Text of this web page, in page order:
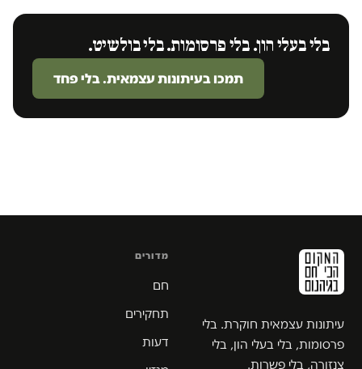
בלי בעלי הון. בלי פרסומות. בלי בולשיט.
תמכו בעיתונות עצמאית. בלי פחד
עיתונות עצמאית חוקרת. בלי
פרסומות, בלי בעלי הון, בלי
צנזורה, בלי פשרות.
מדורים
חם
תחקירים
דעות